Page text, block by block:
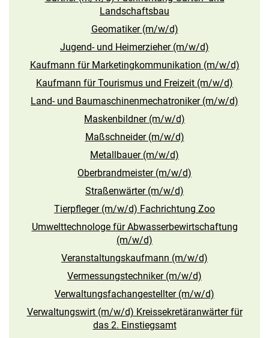
Landschaftsbau
Geomatiker (m/w/d)
Jugend- und Heimerzieher (m/w/d)
Kaufmann für Marketingkommunikation (m/w/d)
Kaufmann für Tourismus und Freizeit (m/w/d)
Land- und Baumaschinenmechatroniker (m/w/d)
Maskenbildner (m/w/d)
Maßschneider (m/w/d)
Metallbauer (m/w/d)
Oberbrandmeister (m/w/d)
Straßenwärter (m/w/d)
Tierpfleger (m/w/d) Fachrichtung Zoo
Umwelttechnologe für Abwasserbewirtschaftung
(m/w/d)
Veranstaltungskaufmann (m/w/d)
Vermessungstechniker (m/w/d)
Verwaltungsfachangestellter (m/w/d)
Verwaltungswirt (m/w/d) Kreissekretäranwärter für
das 2. Einstiegsamt